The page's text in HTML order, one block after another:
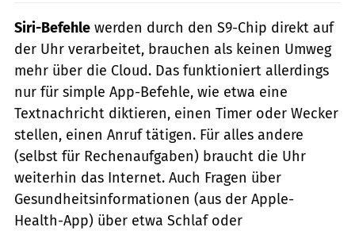
Siri-Befehle werden durch den S9-Chip direkt auf
der Uhr verarbeitet, brauchen als keinen Umweg
mehr über die Cloud. Das funktioniert allerdings
nur für simple App-Befehle, wie etwa eine
Textnachricht diktieren, einen Timer oder Wecker
stellen, einen Anruf tätigen. Für alles andere
(selbst für Rechenaufgaben) braucht die Uhr
weiterhin das Internet. Auch Fragen über
Gesundheitsinformationen (aus der Apple-
Health-App) über etwa Schlaf oder